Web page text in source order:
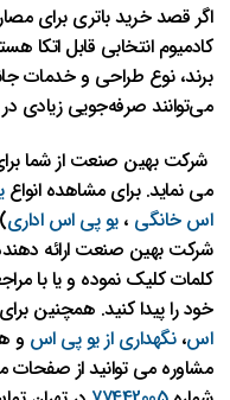
اگر قصد خرید باتری برای
کادمیوم انتخابی قابل اتکا
برند، نوع طراحی و خدمات
می‌توانند صرفه‌جویی زیادی
شرکت بهین صنعت از شما
می نماید.برای مشاهده انواع
اس خانگی ، یو پی اس اداری)
شرکت بهین صنعت ارائه
کلمات کلیک نموده و یا با
خود را پیدا کنید. همچنین برای
اس، نگهداری از یو پی اس و
مشاوره می توانید از صفحات